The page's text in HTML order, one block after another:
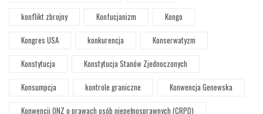
konflikt zbrojny
Konfucjanizm
Kongo
Kongres USA
konkurencja
Konserwatyzm
Konstytucja
Konstytucja Stanów Zjednoczonych
Konsumpcja
kontrole graniczne
Konwencja Genewska
Konwencji ONZ o prawach osób niepełnosprawnych (CRPD)